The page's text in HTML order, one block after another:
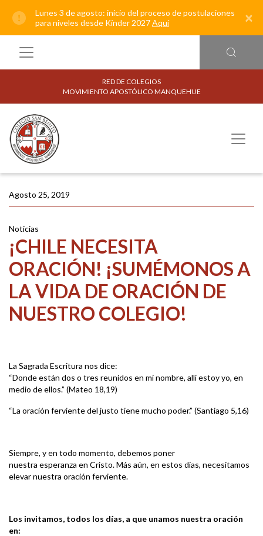
Lunes 3 de agosto: inicio del proceso de postulaciones
para niveles desde Kínder 2027Aquí ×
RED DE COLEGIOS
MOVIMIENTO APOSTÓLICO MANQUEHUE
Agosto 25, 2019
Noticias
¡CHILE NECESITA
ORACIÓN! ¡SUMÉMONOS A
LA VIDA DE ORACIÓN DE
NUESTRO COLEGIO!
La Sagrada Escritura nos dice:
“Donde están dos o tres reunidos en mi nombre, allí estoy yo, en
medio de ellos.” (Mateo 18,19)
“La oración ferviente del justo tiene mucho poder.” (Santiago 5,16)
Siempre, y en todo momento, debemos poner
nuestra esperanza en Cristo. Más aún, en estos días, necesitamos
elevar nuestra oración ferviente.
Los invitamos, todos los días, a que unamos nuestra oración
en: